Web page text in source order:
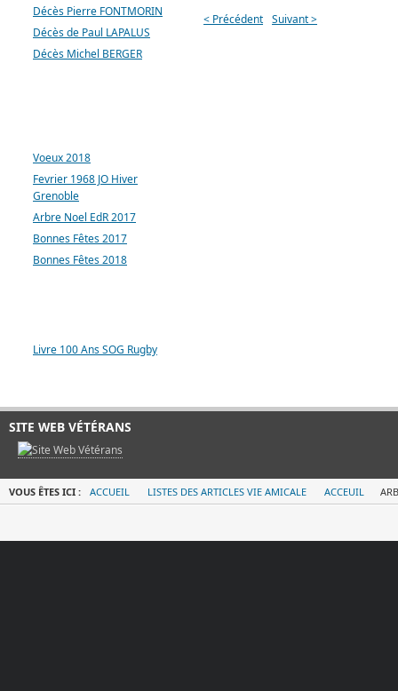
< Précédent Suivant >
Décès Pierre FONTMORIN
Décès de Paul LAPALUS
Décès Michel BERGER
Voeux 2018
Fevrier 1968 JO Hiver
Grenoble
Arbre Noel EdR 2017
Bonnes Fêtes 2017
Bonnes Fêtes 2018
Livre 100 Ans SOG Rugby
SITE WEB VÉTÉRANS
VOUS ÊTES ICI : ACCUEIL LISTES DES ARTICLES VIE AMICALE ACCEUIL